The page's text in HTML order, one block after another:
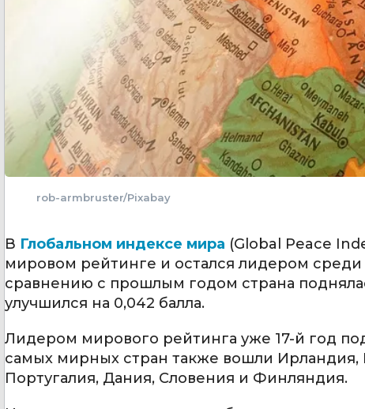
rob-armbruster/Pixabay
В Глобальном индексе мира (Global Peace
мировом рейтинге и остался лидером
сравнению с прошлым годом страна
улучшился на 0,042 балла.
Лидером мирового рейтинга уже 17-й год
самых мирных стран также вошли Ирландия,
Португалия, Дания, Словения и Финляндия.